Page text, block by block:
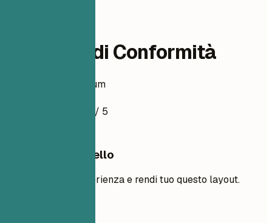
Auditrice di Conformità
Esempio di curriculum
/ 5
Usa questo modello
Aggiungi la tua esperienza e rendi tuo questo layout.